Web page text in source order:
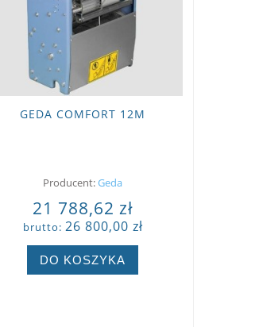
GEDA COMFORT 12M
Producent:Geda
21 788,62 zł
brutto: 26 800,00 zł
DO KOSZYKA